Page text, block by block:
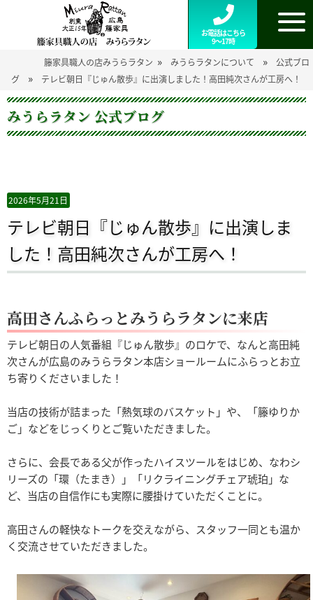
お電話はこちら
9～17時
籐家具職人の店みうらラタン » みうらラタンについて »
公式ブロ
グ
» テレビ朝日『じゅん散歩』に出演しました！高田純次さんが工房へ！
みうらラタン 公式ブログ
2026年5月21日
テレビ朝日『じゅん散歩』に出演しま
した！高田純次さんが工房へ！
高田さんふらっとみうらラタンに来店
テレビ朝日の人気番組『じゅん散歩』のロケで、なんと高田純
次さんが広島のみうらラタン本店ショールームにふらっとお立
ち寄りくださいました！
当店の技術が詰まった「熱気球のバスケット」や、「籐ゆりか
ご」などをじっくりとご覧いただきました。
さらに、会長である父が作ったハイスツールをはじめ、なわシ
リーズの「環（たまき）」「リクライニングチェア琥珀」な
ど、当店の自信作にも実際に腰掛けていただくことに。
高田さんの軽快なトークを交えながら、スタッフ一同とも温か
く交流させていただきました。